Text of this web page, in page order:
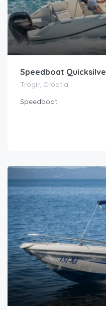
Speedboat
Trogir, Croatia
Speedboat